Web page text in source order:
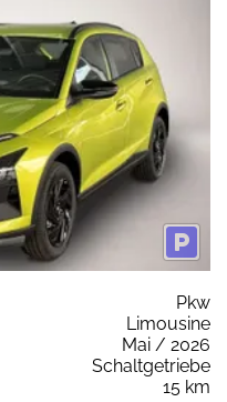
Pkw
Limousine
Mai / 2026
Schaltgetriebe
15 km